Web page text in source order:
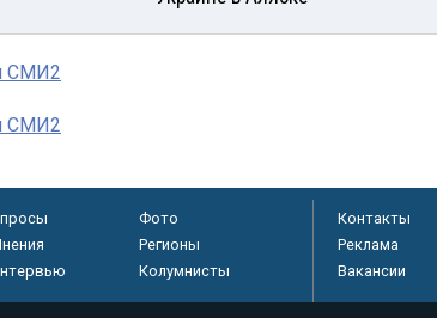
СМИ2
СМИ2
Фото
Регионы
Колумнисты
Контакты
Реклама
Вакансии